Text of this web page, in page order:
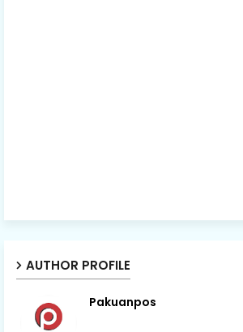
AUTHOR PROFILE
Pakuanpos